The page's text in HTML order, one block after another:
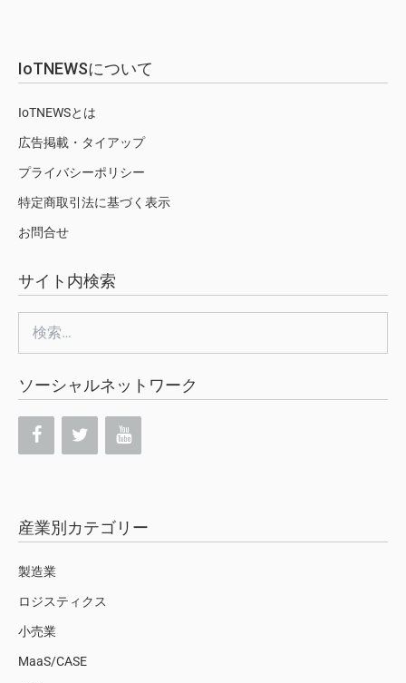
IoTNEWSについて
IoTNEWSとは
広告掲載・タイアップ
プライバシーポリシー
特定商取引法に基づく表示
お問合せ
サイト内検索
索:
ソーシャルネットワーク
産業別カテゴリー
製造業
ロジスティクス
小売業
MaaS/CASE